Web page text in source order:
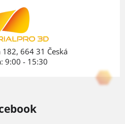
182, 664 31 Česká
9:00 - 15:30